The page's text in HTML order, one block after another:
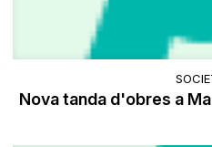
Nova tanda d'obres a